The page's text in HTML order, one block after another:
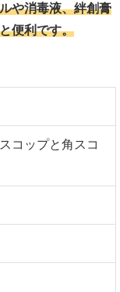
や消毒液、絆創膏
便利です。
コップと角スコ